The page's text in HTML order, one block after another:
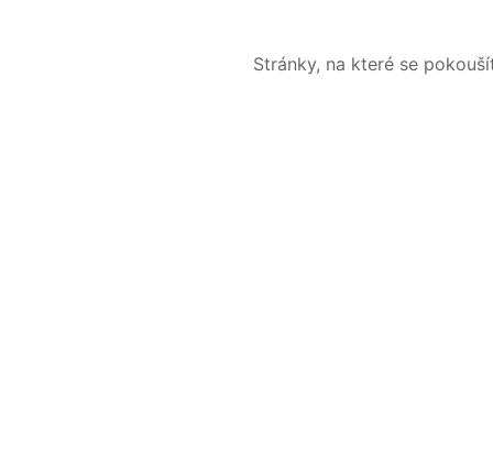
Stránky, na které se